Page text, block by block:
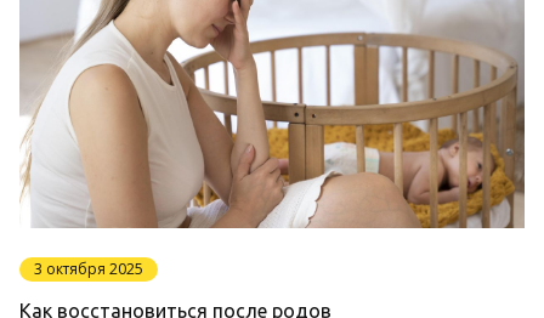
3 октября 2025
Как восстановиться после родов